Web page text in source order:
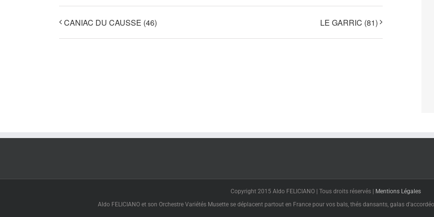
CANIAC DU CAUSSE (46) LE GARRIC (81)
Copyright 2015 Aldo FELICIANO | Tous droits réservés |
Mentions Légales
Aldo FELICIANO et son Orchestre Variétés Musette se déplacent partout en France pour vos bals, thés dansants, galas